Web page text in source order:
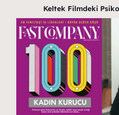
Keltek Filmdeki